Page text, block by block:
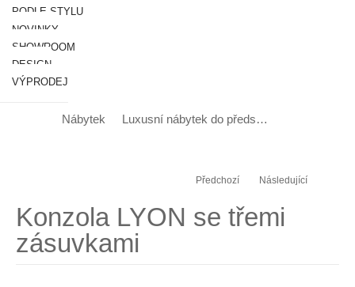
PODLE STYLU
NOVINKY
SHOWROOM
DESIGN
VÝPRODEJ
Nábytek Luxusní nábytek do předsíně
Předchozí Následující
Konzola LYON se třemi
zásuvkami